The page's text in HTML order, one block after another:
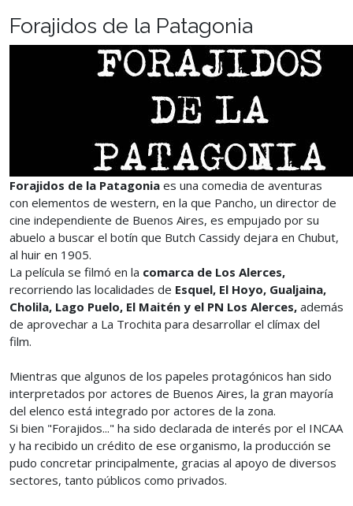
Forajidos de la Patagonia
Forajidos de la Patagonia es una comedia de aventuras
con elementos de western, en la que Pancho, un director de
cine independiente de Buenos Aires, es empujado por su
abuelo a buscar el botín que Butch Cassidy dejara en Chubut,
al huir en 1905.
La película se filmó en la comarca de Los Alerces,
recorriendo las localidades de Esquel, El Hoyo, Gualjaina,
Cholila, Lago Puelo, El Maitén y el PN Los Alerces, además
de aprovechar a La Trochita para desarrollar el clímax del
film.
Mientras que algunos de los papeles protagónicos han sido
interpretados por actores de Buenos Aires, la gran mayoría
del elenco está integrado por actores de la zona.
Si bien "Forajidos..." ha sido declarada de interés por el INCAA
y ha recibido un crédito de ese organismo, la producción se
pudo concretar principalmente, gracias al apoyo de diversos
sectores, tanto públicos como privados.